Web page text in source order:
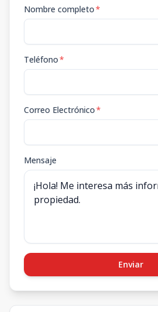
Nombre completo*
Teléfono*
Correo Electrónico*
Mensaje
Enviar